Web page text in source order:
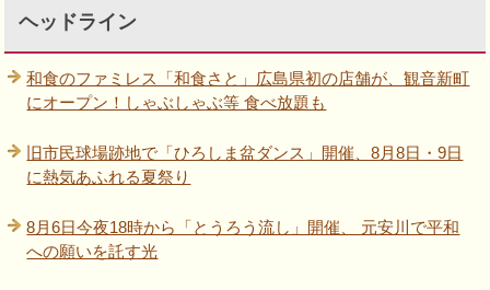
ヘッドライン
和食のファミレス「和食さと」広島県初の店舗が、観音新町
にオープン！しゃぶしゃぶ等 食べ放題も
旧市民球場跡地で「ひろしま盆ダンス」開催、8月8日・9日
に熱気あふれる夏祭り
8月6日今夜18時から「とうろう流し」開催、 元安川で平和
への願いを託す光